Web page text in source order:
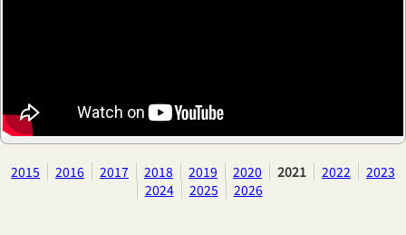
2015 2016 2017 2018 2019 2020 2021 2022
2023
2024
2025 2026